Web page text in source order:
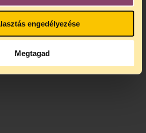
engedélyezése
Megtagad